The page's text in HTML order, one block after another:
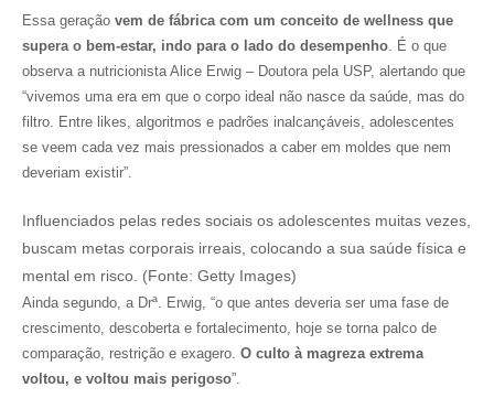
Essa geração vem de fábrica com um conceito de wellness que
supera o bem-estar, indo para o lado do desempenho. É o que
observa a nutricionista Alice Erwig – Doutora pela USP, alertando que
“vivemos uma era em que o corpo ideal não nasce da saúde, mas do
filtro. Entre likes, algoritmos e padrões inalcançáveis, adolescentes
se veem cada vez mais pressionados a caber em moldes que nem
deveriam existir”.
Influenciados pelas redes sociais os adolescentes muitas vezes,
buscam metas corporais irreais, colocando a sua saúde física e
mental em risco. (Fonte: Getty Images)
Ainda segundo, a Drª. Erwig, “o que antes deveria ser uma fase de
crescimento, descoberta e fortalecimento, hoje se torna palco de
comparação, restrição e exagero. O culto à magreza extrema
voltou, e voltou mais perigoso”.